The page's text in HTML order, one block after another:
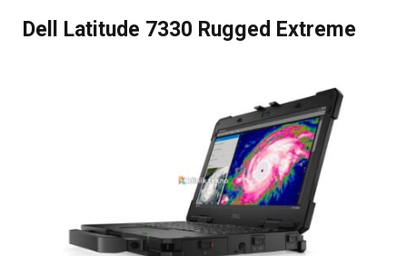
Dell Latitude 7330 Rugged Extreme